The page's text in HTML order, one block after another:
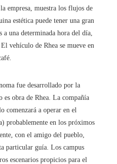
empresa, muestra los flujos de
estética puede tener una gran
a una determinada hora del día,
vehículo de Rhea se mueve en
fue desarrollado por la
es obra de Rhea. La compañía
comenzará a operar en el
probablemente en los próximos
con el amigo del pueblo,
particular guía. Los campus
escenarios propicios para el